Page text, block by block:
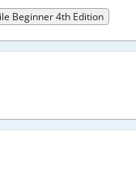
Beginner 4th Edition